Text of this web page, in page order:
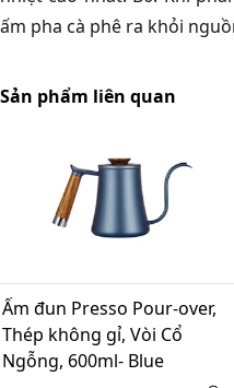
ấm pha cà phê ra khỏi
Sản phẩm liên quan
Ấm đun Presso Pour-over,
Thép không gỉ, Vòi Cổ
Ngỗng, 600ml- Blue